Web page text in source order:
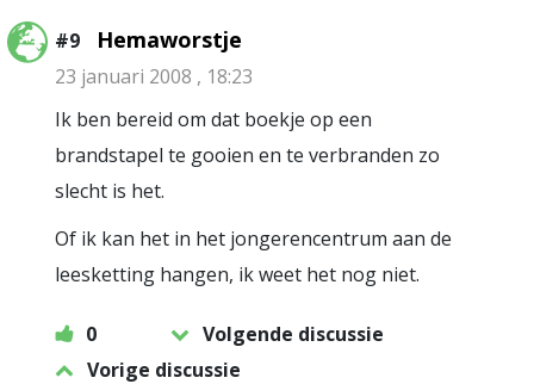
#9 Hemaworstje
23 januari 2008 , 18:23
Ik ben bereid om dat boekje op een
brandstapel te gooien en te verbranden zo
slecht is het.
Of ik kan het in het jongerencentrum aan de
leesketting hangen, ik weet het nog niet.
0
Volgende discussie
Vorige discussie